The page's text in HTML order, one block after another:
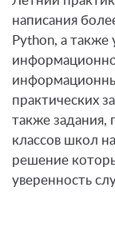
написания
Python, а также
практических
также задания,
классов школ
решение
уверенность